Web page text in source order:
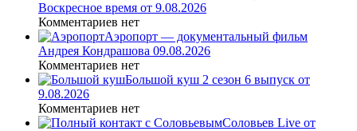
Воскресное время от 9.08.2026
Комментариев нет
Аэропорт — документальный фильм
Андрея Кондрашова 09.08.2026
Комментариев нет
Большой куш 2 сезон 6 выпуск от
9.08.2026
Комментариев нет
Соловьев Live от